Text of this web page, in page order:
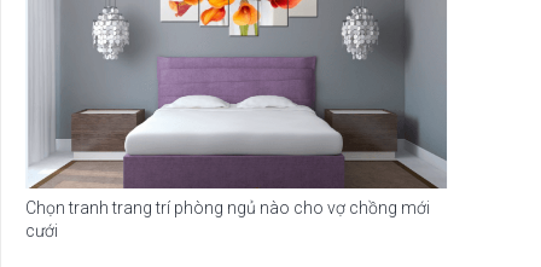
Chọn tranh trang trí phòng ngủ nào cho vợ chồng mới
cưới